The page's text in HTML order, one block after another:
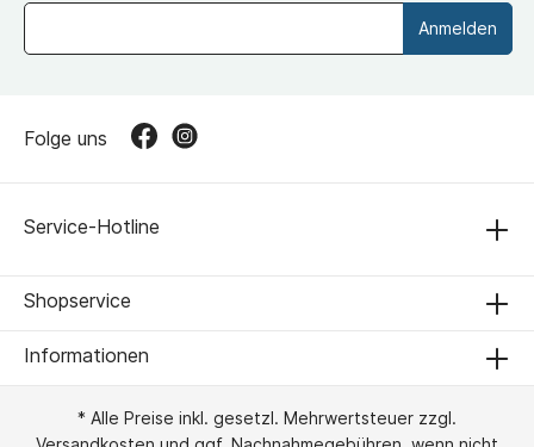
Anmelden
Service-Hotline
Folge uns
Shopservice
Informationen
* Alle Preise inkl. gesetzl. Mehrwertsteuer zzgl.